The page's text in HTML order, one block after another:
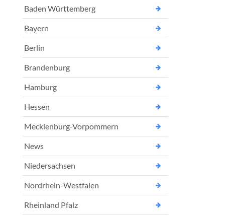
Baden Württemberg
Bayern
Berlin
Brandenburg
Hamburg
Hessen
Mecklenburg-Vorpommern
News
Niedersachsen
Nordrhein-Westfalen
Rheinland Pfalz